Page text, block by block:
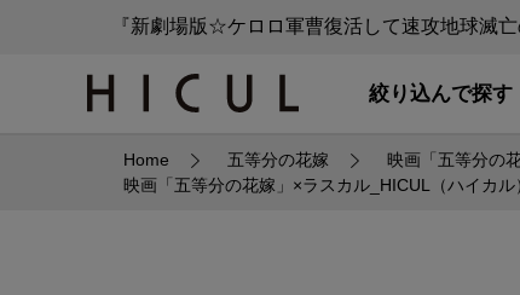
『新劇場版☆ケロロ軍曹復活して速攻地球滅
絞り込んで探す
Home 五等分の花嫁
映画「五等分の
映画「五等分の花嫁」×ラスカル_HICUL（ハイカ